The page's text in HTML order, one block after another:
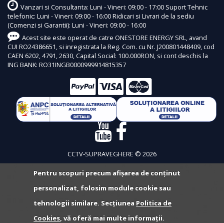
Vanzari si Consultanta: Luni - Vineri: 09:00 - 17:00 Suport Tehnic
telefonic: Luni - Vineri: 09:00 - 16:00 Ridicari si Livrari de la sediu
(Comenzi si Garantii): Luni - Vineri: 09:00 - 16:00
Acest site este operat de catre ONESTORE ENERGY SRL, avand
CUI RO24386651, si inregistrata la Reg. Com. cu Nr. J200801448409, cod
CAEN 6202, 4791, 2630, Capital Social: 100.000RON, si cont deschis la
ING BANK: RO31INGB0000999914815357
CCTV-SUPRAVEGHERE © 2026
Pentru scopuri precum afișarea de conținut
personalizat, folosim module cookie sau
tehnologii similare. Secțiunea Politica de
Cookies, vă oferă mai multe informații.